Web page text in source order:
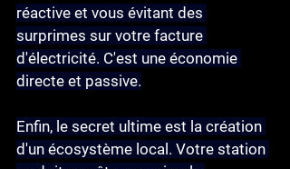
réactive et vous évitant des
surprimes sur votre facture
d'électricité. C'est une économie
directe et passive.
Enfin, le secret ultime est la création
d'un écosystème local . Votre station